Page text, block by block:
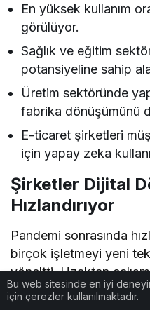
En yüksek kullanım
görülüyor.
Sağlık ve eğitim
potansiyeline sahip
Üretim sektöründe
fabrika dönüşümünü
E-ticaret şirketleri
için yapay zeka
Şirketler Dijital
Hızlandırıyor
Pandemi sonrasında
birçok işletmeyi yeni
yöneltti. Uzaktan
yaygınlaşması, bulut
Bu web sitesinde en iyi
için çerezler kullanılmaktadır.